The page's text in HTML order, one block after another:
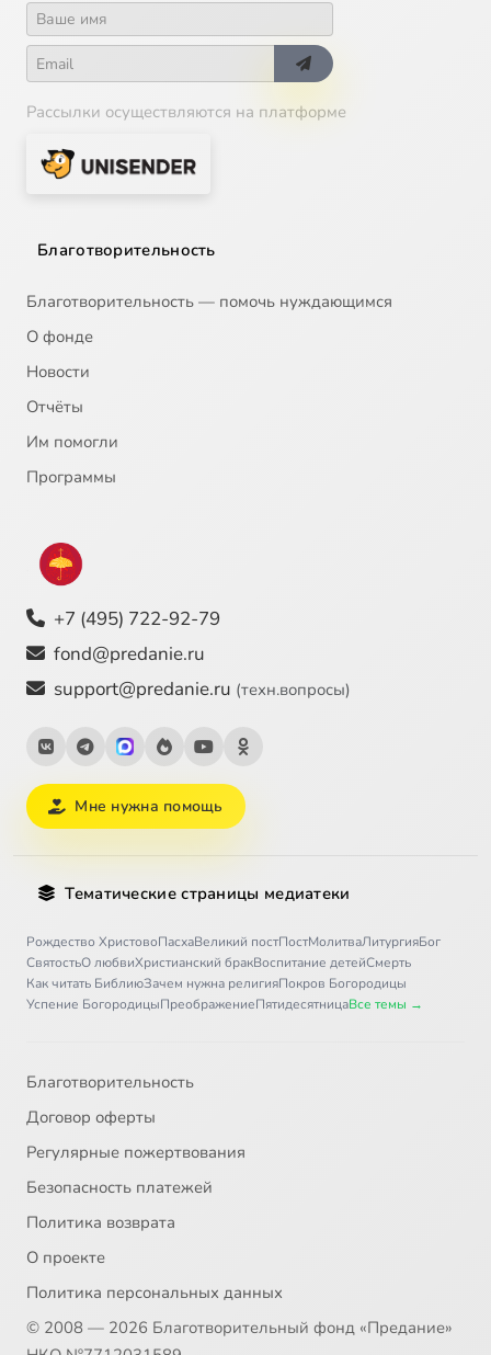
Рассылки осуществляются на платформе
Благотворительность
Благотворительность — помочь нуждающимся
О фонде
Новости
Отчёты
Им помогли
Программы
+7 (495) 722-92-79
fond@predanie.ru
support@predanie.ru (техн.вопросы)
Мне нужна помощь
Тематические страницы медиатеки
Рождество ХристовоПасхаВеликий постПостМолитваЛитургияБог
СвятостьО любвиХристианский бракВоспитание детейСмерть
Как читать БиблиюЗачем нужна религияПокров Богородицы
Успение БогородицыПреображениеПятидесятницаВсе темы →
Благотворительность
Договор оферты
Регулярные пожертвования
Безопасность платежей
Политика возврата
О проекте
Политика персональных данных
© 2008 — 2026 Благотворительный фонд «Предание»